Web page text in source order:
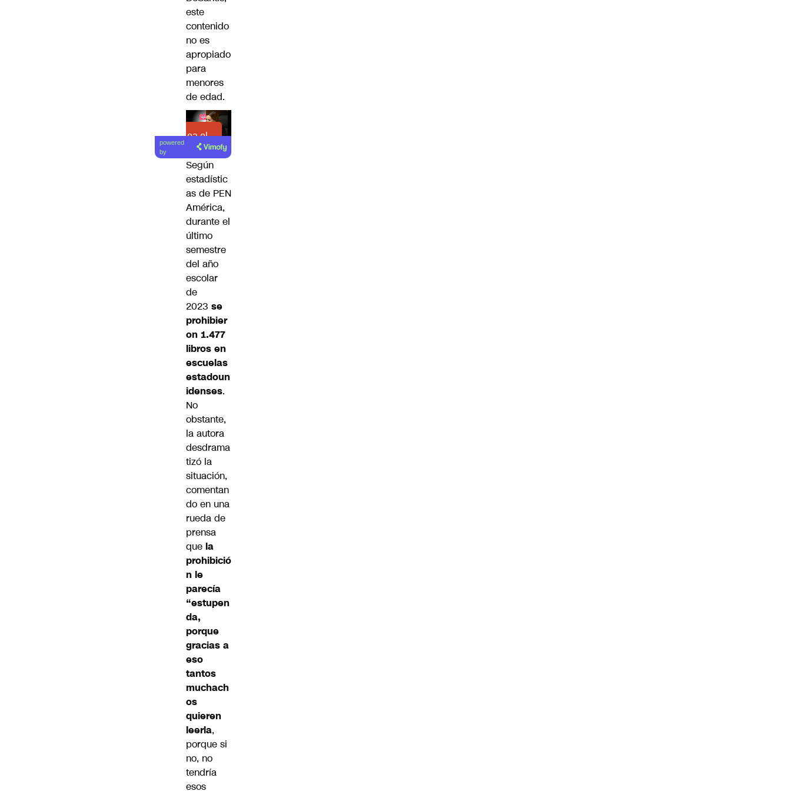
este
contenido
no es
apropiado
para
menores
de edad.
Lea el
artículo
powered
by
Según
estadístic
as de PEN
América,
durante el
último
semestre
del año
escolar
de
2023 se
prohibier
on 1.477
libros en
escuelas
estadoun
idenses.
No
obstante,
la autora
desdrama
tizó la
situación,
comentan
do en una
rueda de
prensa
que la
prohibició
n le
parecía
“estupen
da,
porque
gracias a
eso
tantos
muchach
os
quieren
leerla,
porque si
no, no
tendría
esos